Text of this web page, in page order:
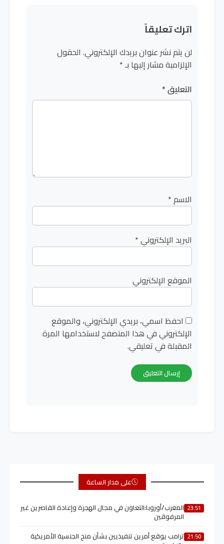
اترك تعليقاً
لن يتم نشر عنوان بريدك الإلكتروني. الحقول
الإلزامية مشار إليها بـ*
التعليق*
الاسم*
البريد الإلكتروني*
الموقع الإلكتروني
احفظ اسمي، بريدي الإلكتروني، والموقع
الإلكتروني في هذا المتصفح لاستخدامها المرة
المقبلة في تعليقي.
على مدار الساعة
23:51 المغرب/أوروبا:التعاون في مجال الهجرة وإعادة القاصرين غير
المرفوقين
21:50 ترامب يوقع أمرين تنفيذيين بشأن منح الجنسية الأمريكية